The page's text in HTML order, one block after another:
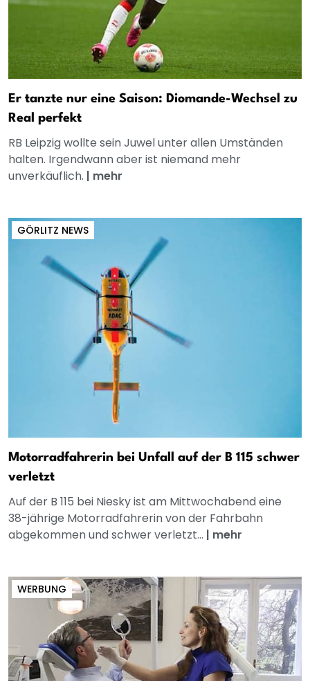
Er tanzte nur eine Saison: Diomande-Wechsel zu
Real perfekt
RB Leipzig wollte sein Juwel unter allen Umständen
halten. Irgendwann aber ist niemand mehr
unverkäuflich. | mehr
GÖRLITZ NEWS
Motorradfahrerin bei Unfall auf der B 115 schwer
verletzt
Auf der B 115 bei Niesky ist am Mittwochabend eine
38-jährige Motorradfahrerin von der Fahrbahn
abgekommen und schwer verletzt... | mehr
WERBUNG